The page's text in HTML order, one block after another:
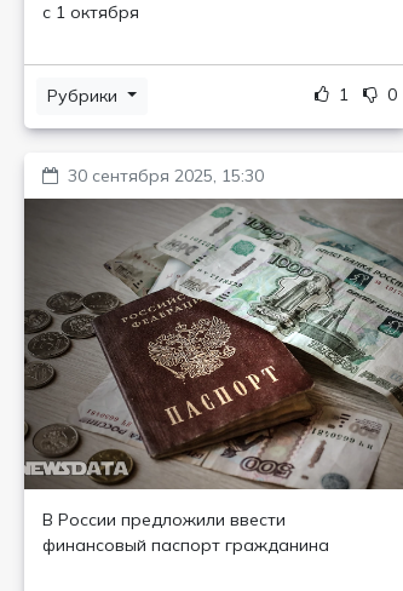
с 1 октября
Рубрики 1 0
30 сентября 2025, 15:30
В России предложили ввести
финансовый паспорт гражданина